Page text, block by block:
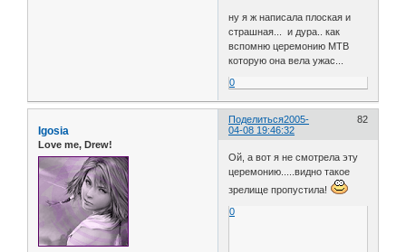
ну я ж написала плоская и
страшная... и дура.. как
вспомню церемонию МТВ
которую она вела ужас...
0
Поделиться 82
2005-
04-08 19:46:32
Igosia
Love me, Drew!
Ой, а вот я не смотрела эту
церемонию.....видно такое
зрелище пропустила!
0